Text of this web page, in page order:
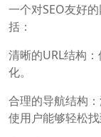
一个对SEO友好
括：
清晰的URL结构
化。
合理的导航结构
使用户能够轻松找